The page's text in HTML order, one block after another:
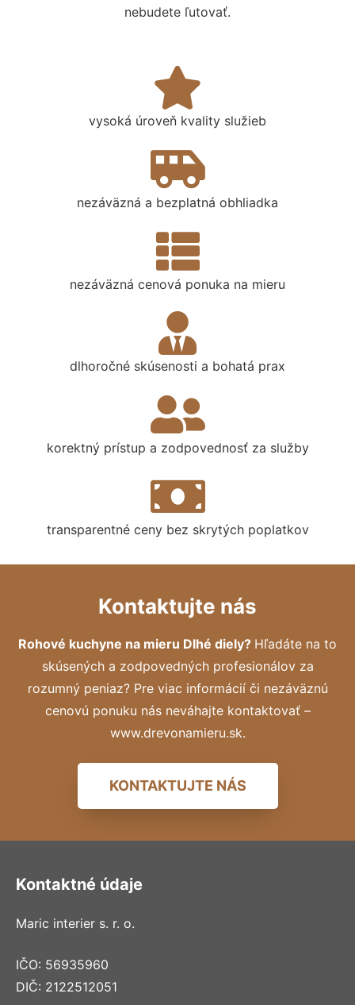
nebudete ľutovať.
vysoká úroveň kvality služieb
nezáväzná a bezplatná obhliadka
nezáväzná cenová ponuka na mieru
dlhoročné skúsenosti a bohatá prax
korektný prístup a zodpovednosť za služby
transparentné ceny bez skrytých poplatkov
Kontaktujte nás
Rohové kuchyne na mieru Dlhé diely? Hľadáte na to
skúsených a zodpovedných profesionálov za
rozumný peniaz? Pre viac informácií či nezáväznú
cenovú ponuku nás neváhajte kontaktovať –
www.drevonamieru.sk.
KONTAKTUJTE NÁS
Kontaktné údaje
Maric interier s. r. o.
IČO: 56935960
DIČ: 2122512051